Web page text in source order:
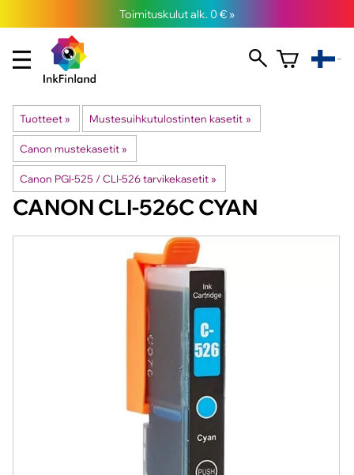
Toimituskulut alk. 0 € »
Tuotteet ‪» Mustesuihkutulostinten kasetit ‪»
Canon mustekasetit ‪»
Canon PGI-525 / CLI-526 tarvikekasetit ‪»
CANON CLI-526C CYAN